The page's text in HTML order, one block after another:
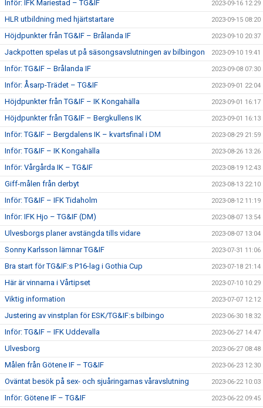
Inför: IFK Mariestad – TG&IF 2023-09-16 12:29
HLR utbildning med hjärtstartare 2023-09-15 08:20
Höjdpunkter från TG&IF – Brålanda IF 2023-09-10 20:37
Jackpotten spelas ut på säsongsavslutningen av bilbingon 2023-09-10 19:41
Inför: TG&IF – Brålanda IF 2023-09-08 07:30
Inför: Åsarp-Trädet – TG&IF 2023-09-01 22:04
Höjdpunkter från TG&IF – IK Kongahälla 2023-09-01 16:17
Höjdpunkter från TG&IF – Bergkullens IK 2023-09-01 16:13
Inför: TG&IF – Bergdalens IK – kvartsfinal i DM 2023-08-29 21:59
Inför: TG&IF – IK Kongahälla 2023-08-26 13:26
Inför: Vårgårda IK – TG&IF 2023-08-19 12:43
Giff-målen från derbyt 2023-08-13 22:10
Inför: TG&IF – IFK Tidaholm 2023-08-12 11:19
Inför: IFK Hjo – TG&IF (DM) 2023-08-07 13:54
Ulvesborgs planer avstängda tills vidare 2023-08-07 13:04
Sonny Karlsson lämnar TG&IF 2023-07-31 11:06
Bra start för TG&IF:s P16-lag i Gothia Cup 2023-07-18 21:14
Här är vinnarna i Vårtipset 2023-07-10 10:29
Viktig information 2023-07-07 12:12
Justering av vinstplan för ESK/TG&IF:s bilbingo 2023-06-30 18:32
Inför: TG&IF – IFK Uddevalla 2023-06-27 14:47
Ulvesborg 2023-06-27 08:48
Målen från Götene IF – TG&IF 2023-06-23 12:30
Oväntat besök på sex- och sjuåringarnas våravslutning 2023-06-22 10:03
Inför: Götene IF – TG&IF 2023-06-22 09:45